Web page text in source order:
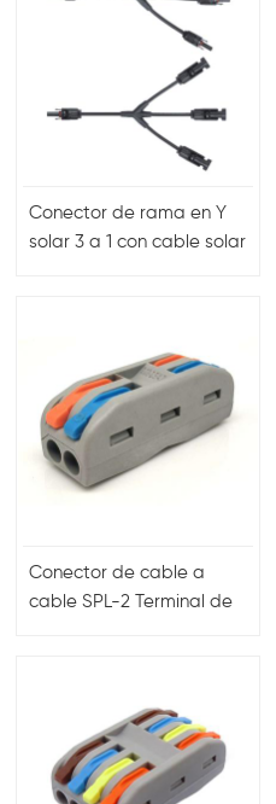
Conector de rama en Y
solar 3 a 1 con cable solar
Conector de cable a
cable SPL-2 Terminal de